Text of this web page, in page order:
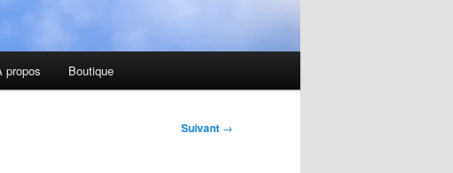
propos Boutique
Suivant →